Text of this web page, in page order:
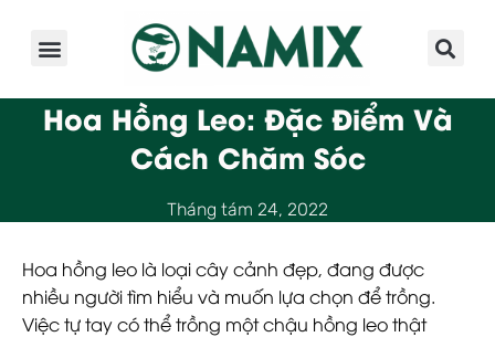
Hoa Hồng Leo: Đặc Điểm Và
Cách Chăm Sóc
Tháng tám 24, 2022
Hoa hồng leo là loại cây cảnh đẹp, đang được
nhiều người tìm hiểu và muốn lựa chọn để trồng.
Việc tự tay có thể trồng một chậu hồng leo thật